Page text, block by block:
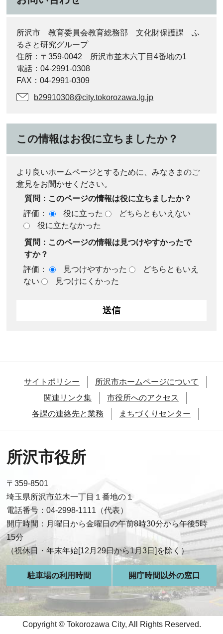
所沢市 教育委員会教育総務部 文化財保護課 ふ
るさと研究グループ
住所：〒359-0042 所沢市並木六丁目4番地の1
電話：04-2991-0308
FAX：04-2991-0309
b29910308@city.tokorozawa.lg.jp
この情報はお役に立ちましたか？
より良いホームページとするために、みなさまのご
意見をお聞かせください。
質問：このページの情報は役に立ちましたか？
評価：
役に立った
どちらともいえない
役に立たなかった
質問：このページの情報は見つけやすかったで
すか？
評価：
見つけやすかった
どちらともいえ
ない
見つけにくかった
サイトポリシー
所沢市ホームページについて
関連リンク集
市役所へのアクセス
各課の連絡先と業務
まちづくりセンター
所沢市役所
〒359-8501
埼玉県所沢市並木一丁目１番地の１
電話番号：04-2998-1111（代表）
開庁時間：月曜日から金曜日の午前8時30分から午後5時
15分
（祝休日・年末年始[12月29日から1月3日]を除く）
駐車場の利用時間 開庁時間以外の窓口
Copyright © Tokorozawa City, All Rights Reserved.